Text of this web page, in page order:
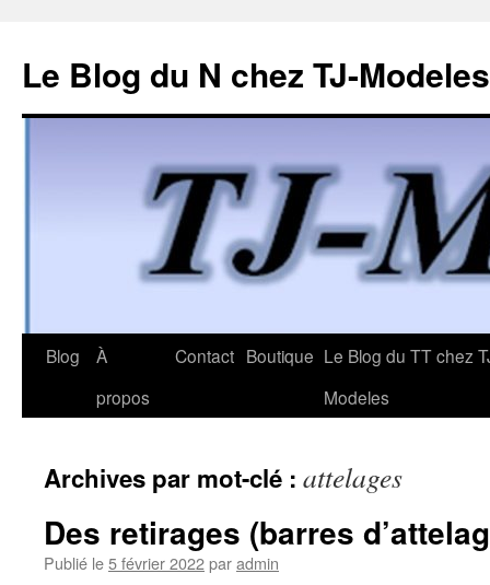
Le Blog du N chez TJ-Modeles
Aller
Blog
À
propos
Contact Boutique Le Blog du TT chez
Modeles
Archives par mot-clé : attelages
Des retirages (barres
Publié le5 février 2022paradmin